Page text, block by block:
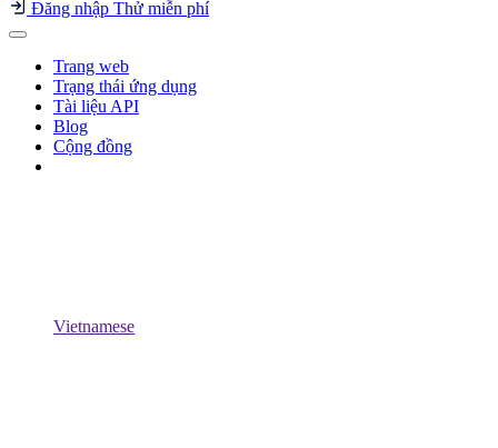
Đăng nhập Thử miễn phí
Trang web
Trạng thái ứng dụng
Tài liệu API
Blog
Cộng đồng
Vietnamese